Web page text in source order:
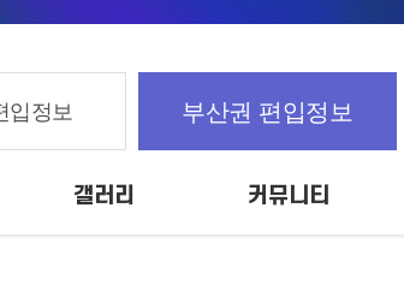
갤러리 커뮤니티
입정보 부산권 편입정보